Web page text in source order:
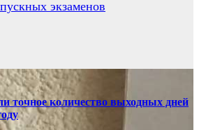
экзаменов
точное количество выходных дней